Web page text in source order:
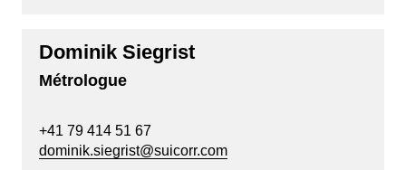
Dominik Siegrist
Métrologue
+41 79 414 51 67
dominik.siegrist@suicorr.com